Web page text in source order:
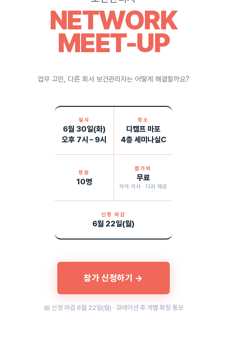
NETWORK
MEET-UP
업무 고민, 다른 회사 보건관리자는 어떻게 해결할까요?
일시
6월 30일(화)
오후 7시 – 9시
장소
디캠프 마포
4층 세미나실C
정원
10명
참가비
무료
저녁 식사 · 다과 제공
신청 마감
6월 22일(월)
참가 신청하기 →
📅 신청 마감 6월 22일(월) · 큐레이션 후 개별 확정 통보